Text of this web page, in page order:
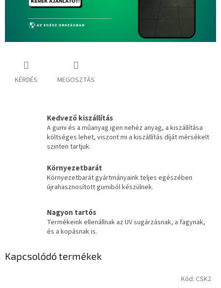
KÉRDÉS MEGOSZTÁS
Kedvező kiszállítás
A gumi és a műanyag igen nehéz anyag, a kiszállítása
költséges lehet, viszont mi a kiszállítás díját mérsékelt
szinten tartjuk.
Környezetbarát
Környezetbarát gyártmányaink teljes egészében
újrahasznosított gumiból készülnek.
Nagyon tartós
Termékeink ellenállnak az UV sugárzásnak, a fagynak,
és a kopásnak is.
Kapcsolódó termékek
Kód: CSK2